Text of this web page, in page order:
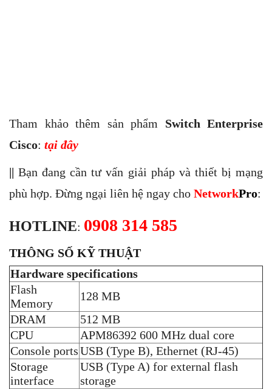
Tham khảo thêm sản phẩm Switch Enterprise
Cisco: tại đây
|| Bạn đang cần tư vấn giải pháp và thiết bị mạng
phù hợp. Đừng ngại liên hệ ngay cho NetworkPro:
HOTLINE: 0908 314 585
THÔNG SỐ KỸ THUẬT
Hardware specifications
Flash
Memory
128 MB
DRAM
512 MB
CPU
APM86392 600 MHz dual core
Console portsUSB (Type B), Ethernet (RJ-45)
Storage
interface
USB (Type A) for external flash
storage